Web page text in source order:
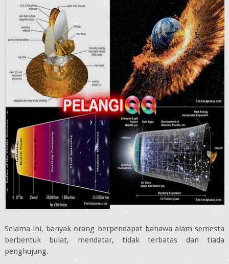
Selama ini, banyak orang berpendapat bahawa alam semesta
berbentuk bulat, mendatar, tidak terbatas dan tiada
penghujung.